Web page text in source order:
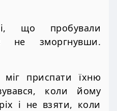
що пробували
не зморгнувши.
приспати їхню
коли йому
і не взяти, коли